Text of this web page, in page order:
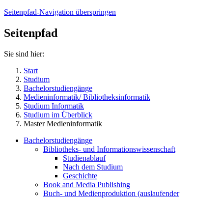
Seitenpfad-Navigation überspringen
Seitenpfad
Sie sind hier:
Start
Studium
Bachelorstudiengänge
Medieninformatik/ Bibliotheksinformatik
Studium Informatik
Studium im Überblick
Master Medieninformatik
Bachelorstudiengänge
Bibliotheks- und Informationswissenschaft
Studienablauf
Nach dem Studium
Geschichte
Book and Media Publishing
Buch- und Medienproduktion (auslaufender